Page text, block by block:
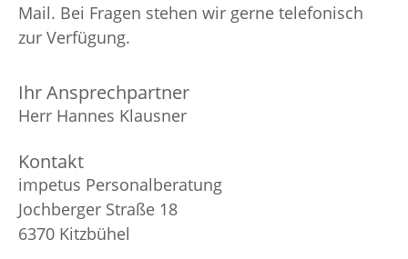
Mail. Bei Fragen stehen wir gerne telefonisch
zur Verfügung.
Ihr Ansprechpartner
Herr Hannes Klausner
Kontakt
impetus Personalberatung
Jochberger Straße 18
6370 Kitzbühel